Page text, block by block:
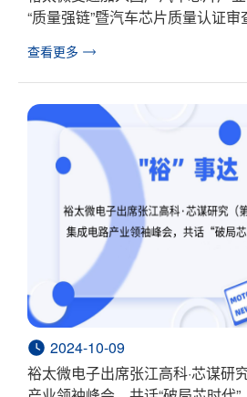
“质量强链”暨汽车芯片质量认证
查看更多
2024-10-09
裕太微电子出席张江高科·芯谋研